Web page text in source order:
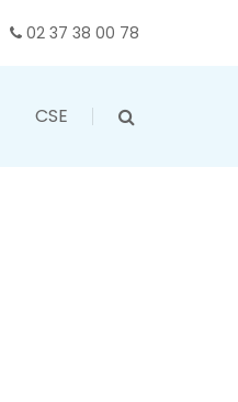
02 37 38 00 78
CSE